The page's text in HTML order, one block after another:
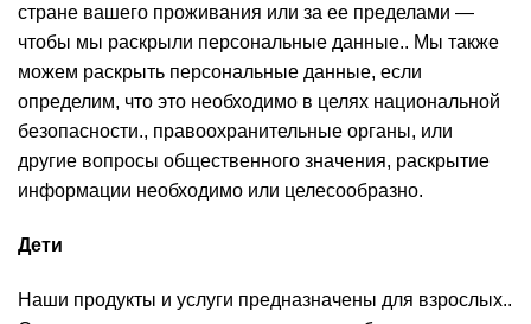
стране вашего проживания или за ее пределами —
чтобы мы раскрыли персональные данные.. Мы также
можем раскрыть персональные данные, если
определим, что это необходимо в целях национальной
безопасности., правоохранительные органы, или
другие вопросы общественного значения, раскрытие
информации необходимо или целесообразно.
Дети
Наши продукты и услуги предназначены для взрослых..